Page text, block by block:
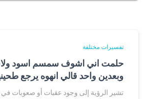
تفسيرات مختلفة
حلمت اني اشوف سمسم اسود
وبعدين واحد قالي انهوه يرجع
تشير الرؤية إلى وجود عقبات أو صعوبات في